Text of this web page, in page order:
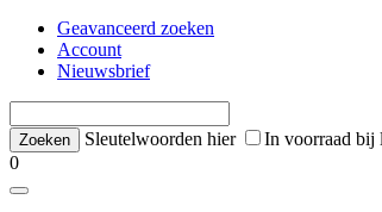
Geavanceerd zoeken
Account
Nieuwsbrief
Sleutelwoorden hier
In voorraad bij
0